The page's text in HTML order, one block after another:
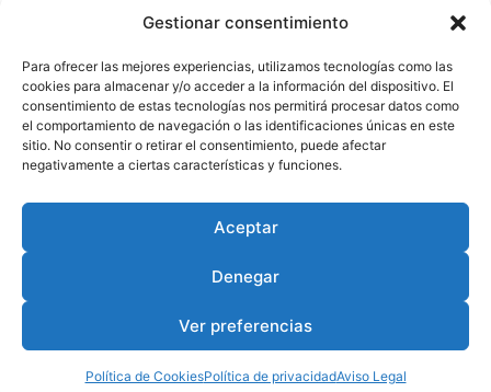
Gestionar consentimiento
Para ofrecer las mejores experiencias, utilizamos tecnologías como las
cookies para almacenar y/o acceder a la información del dispositivo. El
consentimiento de estas tecnologías nos permitirá procesar datos como
el comportamiento de navegación o las identificaciones únicas en este
sitio. No consentir o retirar el consentimiento, puede afectar
negativamente a ciertas características y funciones.
Aceptar
Denegar
Ver preferencias
Política de CookiesPolítica de privacidadAviso Legal
implantación de un Chatbot de Inteligencia Artificial
promover la transformación digital, la automatización
de consultas y la optimización de la gestión de clientes
en el ámbito empresarial.